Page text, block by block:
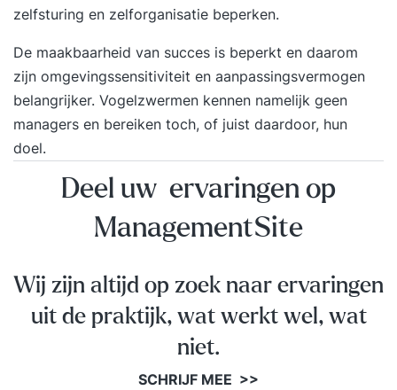
zelfsturing en zelforganisatie beperken.
De maakbaarheid van succes is beperkt en daarom
zijn omgevingssensitiviteit en aanpassingsvermogen
belangrijker. Vogelzwermen kennen namelijk geen
managers en bereiken toch, of juist daardoor, hun
doel.
Deel uw ervaringen op
ManagementSite
Wij zijn altijd op zoek naar ervaringen
uit de praktijk, wat werkt wel, wat
niet.
SCHRIJF MEE >>